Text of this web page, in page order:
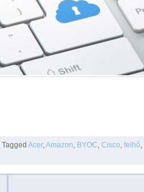
Tagged Acer,Amazon BYOC ,Cisco ,felhő